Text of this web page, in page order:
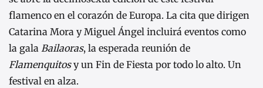
flamenco en el corazón de Europa. La cita que dirigen
Catarina Mora y Miguel Ángel incluirá eventos como
la gala Bailaoras, la esperada reunión de
Flamenquitosy un Fin de Fiesta por todo lo alto. Un
festival en alza.